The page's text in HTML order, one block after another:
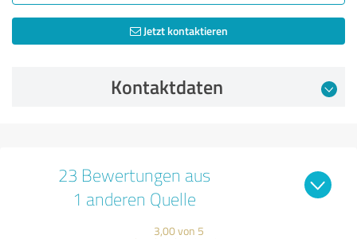
Jetzt kontaktieren
Kontaktdaten
23 Bewertungen aus
1 anderen Quelle
3,00 von 5